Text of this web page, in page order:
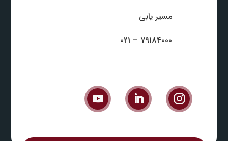
مسیر یابی
79184000 – 021